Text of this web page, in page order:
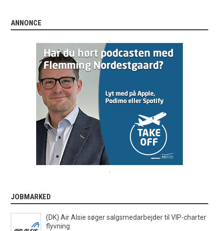
ANNONCE
.
.
JOBMARKED
(DK) Air Alsie søger salgsmedarbejder til VIP-charter
flyvning